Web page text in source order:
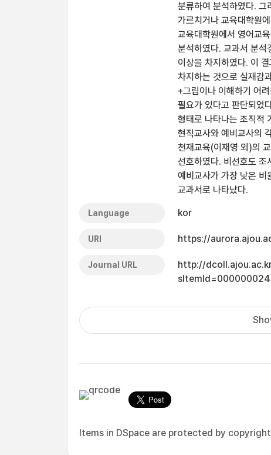
분류하여 분석하였다. 그
가르치거나 교육대학원
교육대학원에서 영어교
분석하였다. 교과서 분석
이상을 차지하였다. 이
차지하는 것으로 실재감
+그림이나 이해하기 어
필요가 있다고 판단되었
형태로 나타나는 조직적
현직교사와 예비교사의
천재교육(이재영 외)의
선호하였다. 비선호도 조
예비교사가 가장 낮은 비
교과서로 나타났다.
Language kor
URI https://
Journal URL
http://
Items in DSpace are protected by